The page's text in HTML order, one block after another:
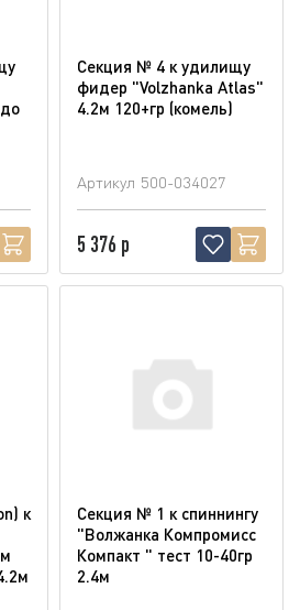
Секция № 4 к удилищу
фидер "Volzhanka Atlas"
4.2м 120+гр (комель)
Артикул 500-034027
5 376 р
к
Секция № 1 к спиннингу
"Волжанка Компромисс
Компакт " тест 10-40гр
2.4м